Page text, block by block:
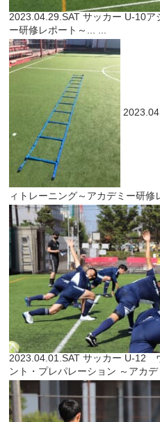
2023.04.29.SAT サッカー U-10ア
ー研修レポート～... ...
ィトレーニング～アカデミー研修
2023.04.01.SAT サッカー U-12
ント・プレパレーション ～アカ